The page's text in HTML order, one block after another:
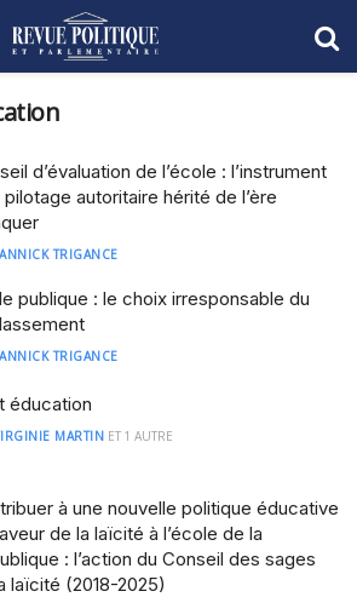
d’évaluation de l’école : l’instrument
pilotage autoritaire hérité de l’ère
TRIGANCE
publique : le choix irresponsable du
TRIGANCE
éducation
MARTIN ET 1 AUTRE
à une nouvelle politique éducative
de la laïcité à l’école de la
: l’action du Conseil des sages
laïcité (2018-2025)